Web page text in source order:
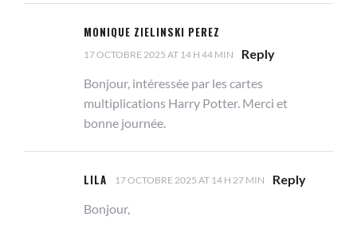
MONIQUE ZIELINSKI PEREZ
17 OCTOBRE 2025 AT 14 H 44 MIN
Reply
Bonjour, intéressée par les cartes
multiplications Harry Potter. Merci et
bonne journée.
LILA 17 OCTOBRE 2025 AT 14 H 27 MIN
Reply
Bonjour,